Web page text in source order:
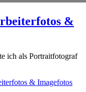
&
ich als Portraitfotograf
& Imagefotos